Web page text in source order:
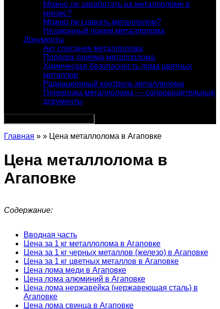
Можно ли заработать на металлоломе в
кризис?
Можно ли сдавать металлолом?
Незаконный прием металлолома
Документы
Акт списания металлолома
Порядок приема металлолома
Химическая безопасность лома цветных
металлов
Радиационный контроль металлолома
Перевозка металлолома — сопроводительные
документы
Главная » » Цена металлолома в Агаповке
Цена металлолома в
Агаповке
Содержание:
Вводная часть
Цена за 1 кг металлолома в Агаповке
Цена за 1 кг черных металлов (железо) в Агаповке
Цена за 1 кг цветных металлов в Агаповке
Цена лома меди в Агаповке
Цена лома алюминий в Агаповке
Цена лома нержавейка (нержавеющая сталь) в
Агаповке
Цена лома свинца в Агаповке